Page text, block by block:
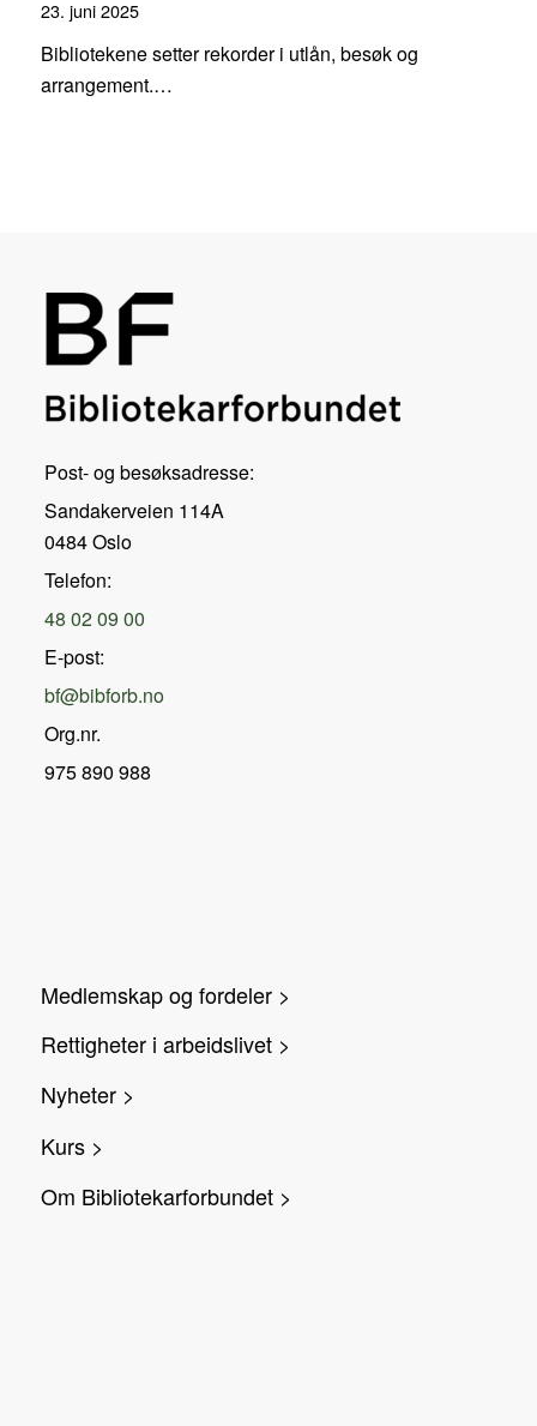
23. juni 2025
Bibliotekene setter rekorder i utlån, besøk og
arrangement.…
Post- og besøksadresse:
Sandakerveien 114A
0484 Oslo
Telefon:
48 02 09 00
E-post:
bf@bibforb.no
Org.nr.
975 890 988
Medlemskap og fordeler >
Rettigheter i arbeidslivet >
Nyheter >
Kurs >
Om Bibliotekarforbundet >